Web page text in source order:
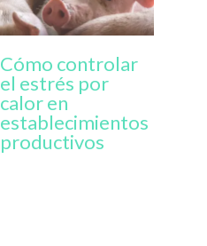
Cómo controlar
el estrés por
calor en
establecimientos
productivos